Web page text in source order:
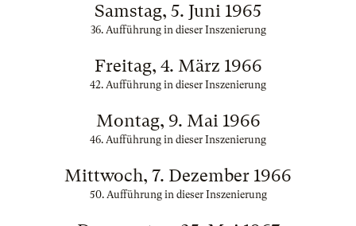
Samstag, 5. Juni 1965
36. Aufführung in dieser Inszenierung
Freitag, 4. März 1966
42. Aufführung in dieser Inszenierung
Montag, 9. Mai 1966
46. Aufführung in dieser Inszenierung
Mittwoch, 7. Dezember 1966
50. Aufführung in dieser Inszenierung